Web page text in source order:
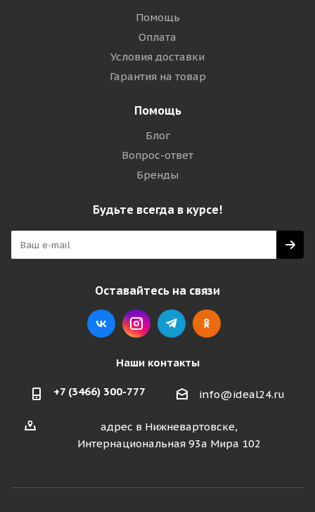
Помощь
Оплата
Условия доставки
Гарантия на товар
Помощь
Блог
Вопрос-ответ
Бренды
Будьте всегда в курсе!
Оставайтесь на связи
Наши контакты
+7 (3466) 300-777 info@ideal24.ru
адрес в Нижневартовске,
Интернациональная 93а Мира 102